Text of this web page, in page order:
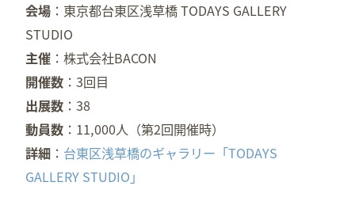
会場
東京都台東区浅草橋 TODAYS GALLERY
STUDIO
主催
株式会社BACON
開催数
3回目
出展数
38
動員数
11,000人（第2回開催時）
詳細
台東区浅草橋のギャラリー「TODAYS
GALLERY STUDIO」